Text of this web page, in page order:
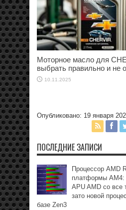
Моторное масло для
выбрать правильно и не
10.11.2025
Опубликовано: 19 января
ПОСЛЕДНИЕ ЗАПИСИ
Процессор AMD
платформы АМ4:
APU AMD со все
зато новой
базе Zen3